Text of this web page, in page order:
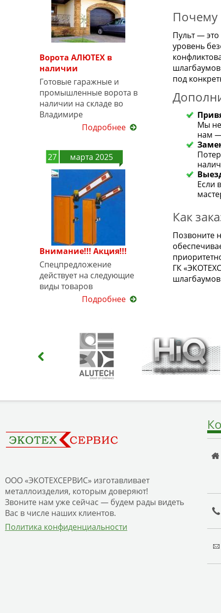
Ворота АЛЮТЕХ в
наличии
Готовые гаражные и
промышленные ворота в
наличии на складе во
Владимире
Подробнее
27 марта 2025
Внимание!!! Акция!!!
Спецпредложение
действует на следующие
виды товаров
Подробнее
Почему
Пульт — это
уровень
под
Мы не
нам
Если
Как
Позвоните
ГК
ООО «ЭКОТЕХСЕРВИС» изготавливает
металлоизделия, которым доверяют!
Звоните нам уже сейчас — будем рады видеть
Вас в числе наших клиентов.
Политика конфиденциальности